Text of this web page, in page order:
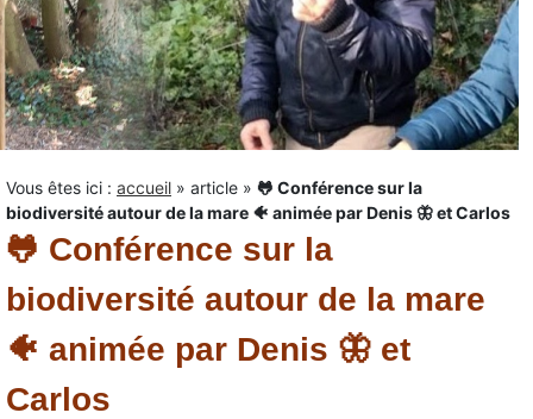
Vous êtes ici : accueil » article » 🐸 Conférence sur la
biodiversité autour de la mare 🐠 animée par Denis 🦋 et Carlos
🐸 Conférence sur la
biodiversité autour de la mare
🐠 animée par Denis 🦋 et
Carlos